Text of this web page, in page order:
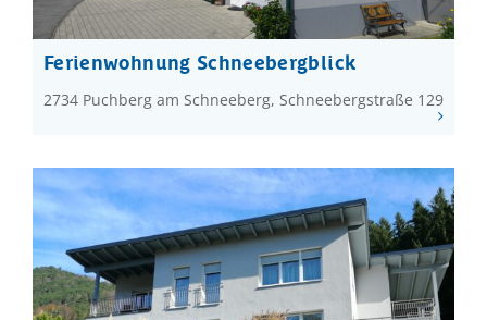
Ferienwohnung Schneebergblick
2734 Puchberg am Schneeberg, Schneebergstraße 129